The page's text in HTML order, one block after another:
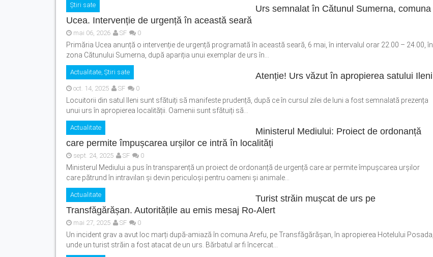
Știri sate
Urs semnalat în Cătunul Sumerna, comuna
Ucea. Intervenție de urgență în această seară
mai 06, 2026 SF 0
Primăria Ucea anunță o intervenție de urgență programată în această seară, 6 mai, în intervalul orar 22.00 – 24.00, în
zona Cătunului Sumerna, după apariția unui exemplar de urs în...
Actualitate Știri sate Atenție! Urs văzut în apropierea satului Ileni
oct. 14, 2025 SF 0
Locuitorii din satul Ileni sunt sfătuiți să manifeste prudență, după ce în cursul zilei de luni a fost semnalată prezența
unui urs în apropierea localității. Oamenii sunt sfătuiți să...
Actualitate
Ministerul Mediului: Proiect de ordonanță
care permite împușcarea urșilor ce intră în localități
sept. 24, 2025 SF 0
Ministerul Mediului a pus în transparență un proiect de ordonanță de urgență care ar permite împușcarea urșilor
care pătrund în intravilan și devin periculoși pentru oameni și animale...
Actualitate
Turist străin mușcat de urs pe
Transfăgărășan. Autoritățile au emis mesaj Ro-Alert
mai 27, 2025 SF 0
Un incident grav a avut loc marți după-amiază în comuna Arefu, pe Transfăgărășan, în apropierea Hotelului Posada,
unde un turist străin a fost atacat de un urs. Bărbatul ar fi încercat...